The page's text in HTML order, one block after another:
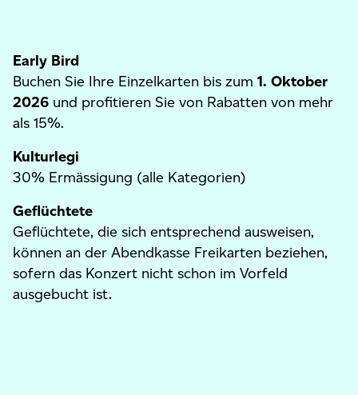
Early Bird
Buchen Sie Ihre Einzelkarten bis zum 1. Oktober
2026 und profitieren Sie von Rabatten von mehr
als 15%.
Kulturlegi
30% Ermässigung (alle Kategorien)
Geflüchtete
Geflüchtete, die sich entsprechend ausweisen,
können an der Abendkasse Freikarten beziehen,
sofern das Konzert nicht schon im Vorfeld
ausgebucht ist.